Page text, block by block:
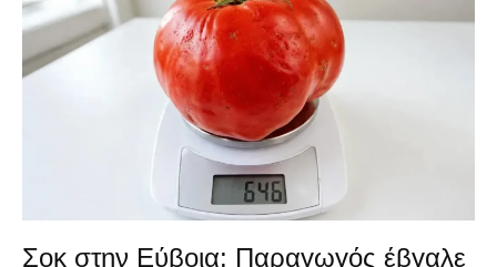
Σοκ στην Εύβοια: Παραγωγός έβγαλε